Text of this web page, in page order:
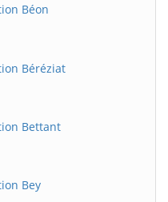
Béon
Béréziat
Bettant
Bey